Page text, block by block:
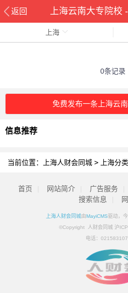
上海
0条记录
免费发布一条上海云
信息推荐
当前位置： 上海人财会同城 > 上海分
返回 上海云南大专院校
首页 网站简介 广告服务
搜索信息
上海人财会同城由MayiCMS驱动，
©Copyright 人财会同城 沪
电话：